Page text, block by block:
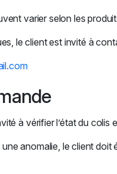
varier selon les
le client est invité à
à vérifier l’état du colis
anomalie, le client